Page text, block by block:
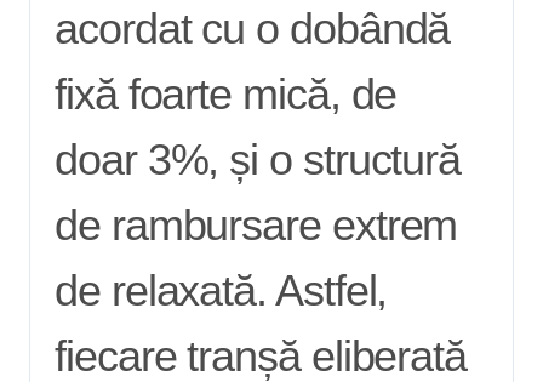
acordat cu o dobândă
fixă foarte mică, de
doar 3%, și o structură
de rambursare extrem
de relaxată. Astfel,
fiecare tranșă eliberată